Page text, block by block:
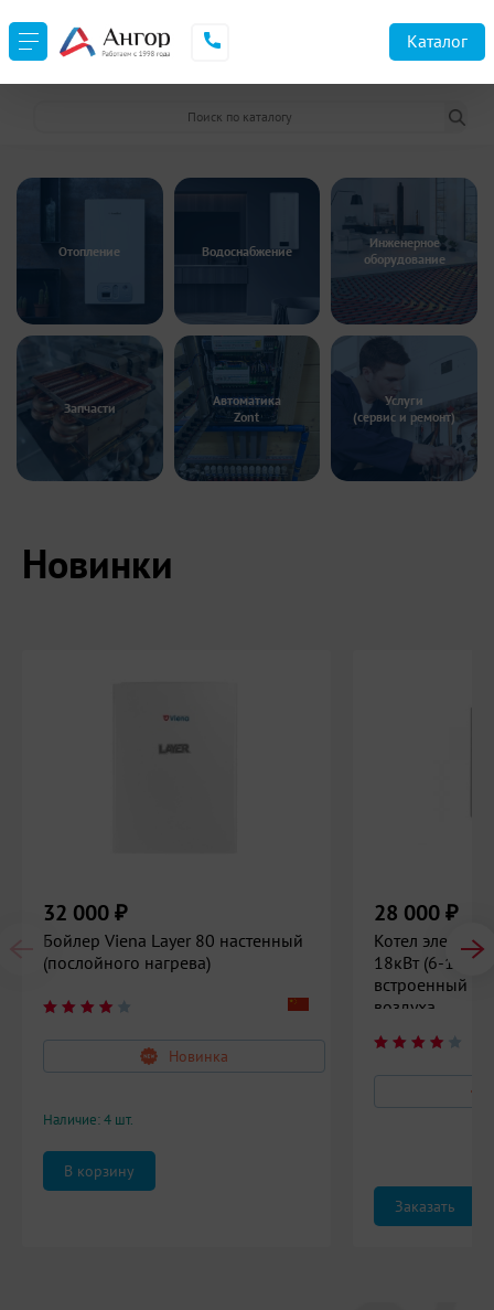
Каталог
Отопление Водоснабжение
Инженерное
оборудование
Запчасти
Автоматика
Zont
Услуги
(сервис и ремонт)
Новинки
Бойлер Viena Layer 80 настенный
(послойного нагрева)
32 000₽
Новинка
Наличие: 4 шт.
Котел
18кВт (6-12-
встроенный
воздуха
28 000₽
Заказать